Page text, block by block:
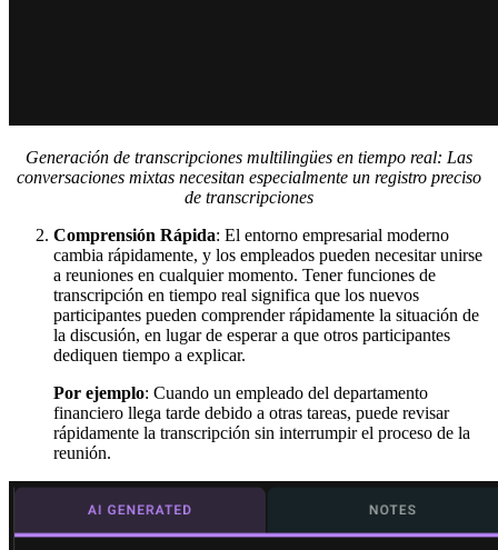
Generación de transcripciones multilingües en tiempo real: Las
conversaciones mixtas necesitan especialmente un registro preciso
de transcripciones
Comprensión Rápida: El entorno empresarial moderno
cambia rápidamente, y los empleados pueden necesitar unirse
a reuniones en cualquier momento. Tener funciones de
transcripción en tiempo real significa que los nuevos
participantes pueden comprender rápidamente la situación de
la discusión, en lugar de esperar a que otros participantes
dediquen tiempo a explicar.
Por ejemplo: Cuando un empleado del departamento
financiero llega tarde debido a otras tareas, puede revisar
rápidamente la transcripción sin interrumpir el proceso de la
reunión.